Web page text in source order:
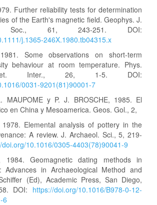
Further reliability tests for determination
of the Earth's magnetic field. Geophys. J.
61, 243-251. DOI:
j.1365-246X.1980.tb04315.x
Some observations on short-term
behaviour at room temperature. Phys.
Inter., 26, 1-5. DOI:
0031-9201(81)90001-7
MAUPOME y P. J. BROSCHE, 1985. El
en China y Mesoamerica. Geos. Gol., 2,
Elemental analysis of pottery in the
A review. J. Archaeol. Sci., 5, 219-
doi.org/10.1016/0305-4403(78)90041-9
1984. Geomagnetic dating methods in
Advances in Archaeological Method and
(Ed), Academic Press, San Diego,
DOI: https://doi.org/10.1016/B978-0-12-
6